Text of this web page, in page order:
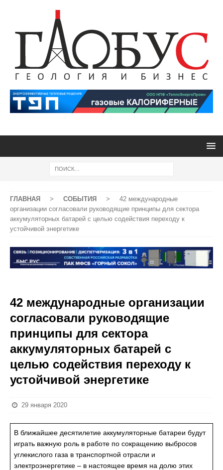
ГЛАВНАЯ > СОБЫТИЯ >
42 международные
организации согласовали руководящие принципы для сектора
аккумуляторных батарей с целью содействия переходу к
устойчивой энергетике
42 международные организации
согласовали руководящие
принципы для сектора
аккумуляторных батарей с
целью содействия переходу к
устойчивой энергетике
29 января 2020
В ближайшее десятилетие аккумуляторные батареи будут
играть важную роль в работе по сокращению выбросов
углекислого газа в транспортной отрасли и
электроэнергетике – в настоящее время на долю этих